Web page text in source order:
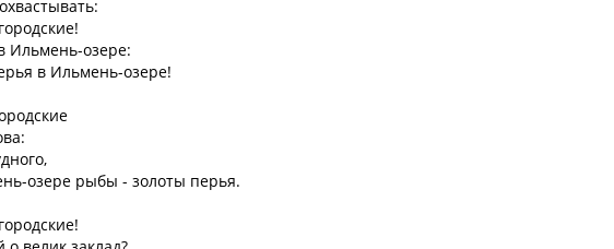
Ильмень-озере:
в Ильмень-озере!
озере рыбы - золоты перья.